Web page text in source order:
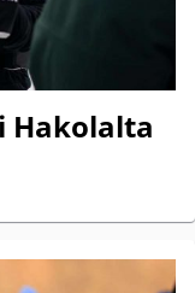
Hakolalta